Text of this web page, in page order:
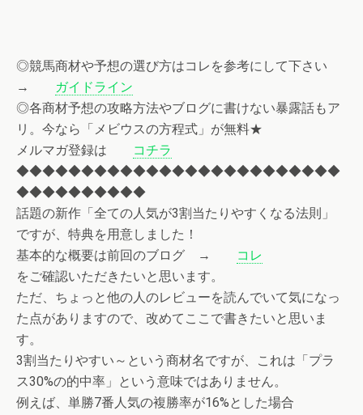
◎競馬商材や予想の選び方はコレを参考にして下さい
→
ガイドライン
◎各商材予想の攻略方法やブログに書けない暴露話もア
リ。今なら「メビウスの方程式」が無料★
メルマガ登録は
コチラ
◆◆◆◆◆◆◆◆◆◆◆◆◆◆◆◆◆◆◆◆◆◆◆◆◆
◆◆◆◆◆◆◆◆◆◆
話題の新作「全ての人気が3割当たりやすくなる法則」
ですが、特典を用意しました！
基本的な概要は前回のブログ →
コレ
をご確認いただきたいと思います。
ただ、ちょっと他の人のレビューを読んでいて気になっ
た点がありますので、改めてここで書きたいと思いま
す。
3割当たりやすい～という商材名ですが、これは「プラ
ス30%の的中率」という意味ではありません。
例えば、単勝7番人気の複勝率が16%とした場合